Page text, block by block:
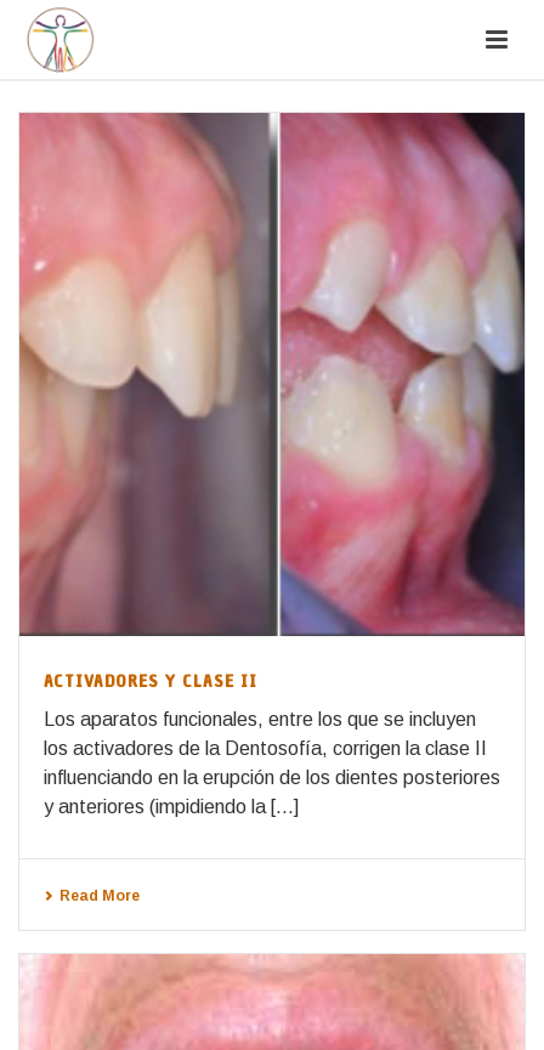
ACTIVADORES Y CLASE II
Los aparatos funcionales, entre los que se incluyen
los activadores de la Dentosofía, corrigen la clase II
influenciando en la erupción de los dientes posteriores
y anteriores (impidiendo la [...]
Read More